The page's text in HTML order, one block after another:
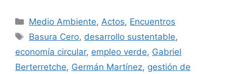
Medio Ambiente, Actos, Encuentros
Basura Cero, desarrollo sustentable,
economía circular, empleo verde, Gabriel
Berterretche, Germán Martínez, gestión de